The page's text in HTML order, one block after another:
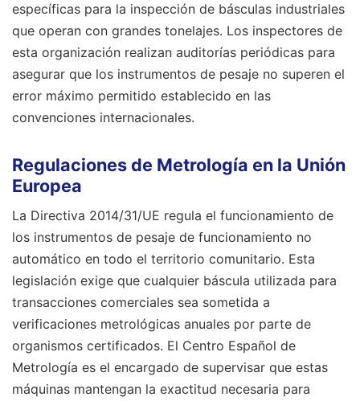
específicas para la inspección de básculas industriales
que operan con grandes tonelajes. Los inspectores de
esta organización realizan auditorías periódicas para
asegurar que los instrumentos de pesaje no superen el
error máximo permitido establecido en las
convenciones internacionales.
Regulaciones de Metrología en la Unión
Europea
La Directiva 2014/31/UE regula el funcionamiento de
los instrumentos de pesaje de funcionamiento no
automático en todo el territorio comunitario. Esta
legislación exige que cualquier báscula utilizada para
transacciones comerciales sea sometida a
verificaciones metrológicas anuales por parte de
organismos certificados. El Centro Español de
Metrología es el encargado de supervisar que estas
máquinas mantengan la exactitud necesaria para